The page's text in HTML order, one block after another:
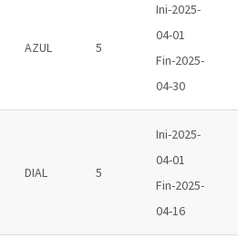
AZUL 5
Ini-2025-
04-01
Fin-2025-
04-30
DIAL 5
Ini-2025-
04-01
Fin-2025-
04-16